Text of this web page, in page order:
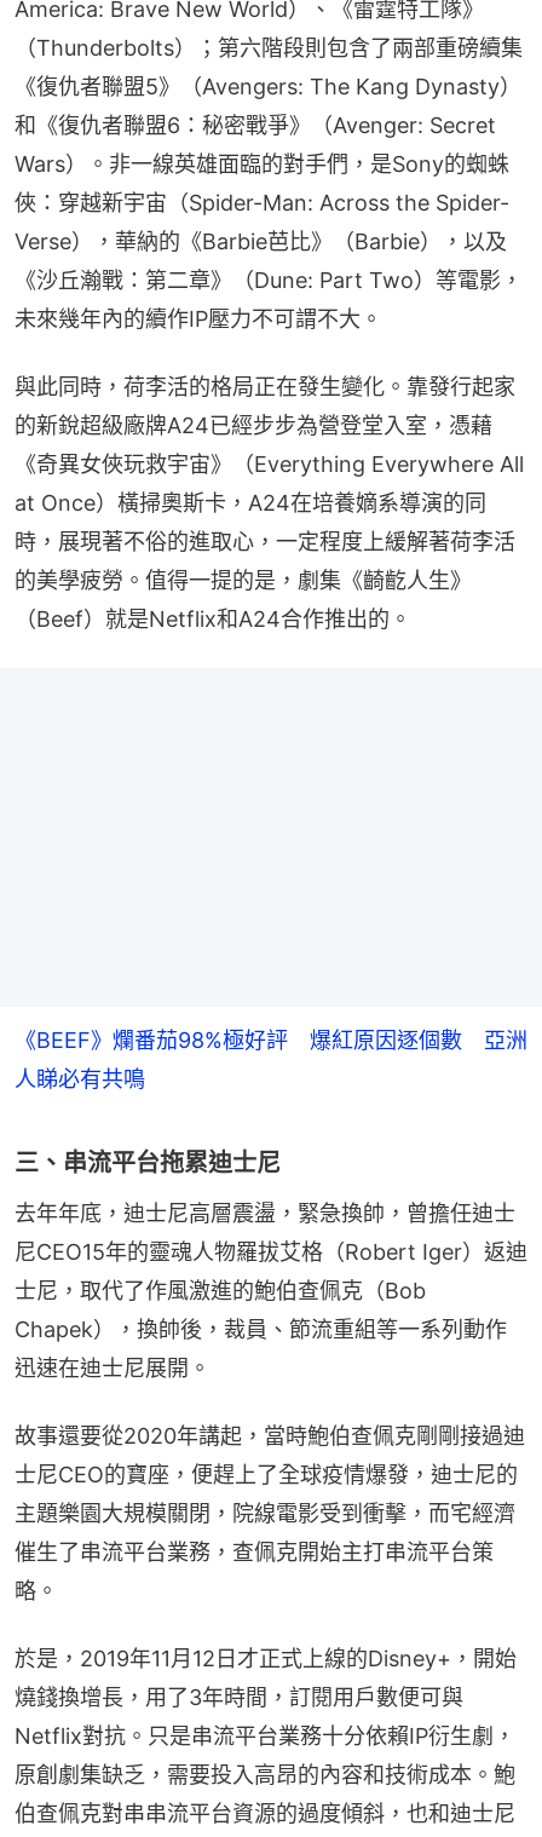
America: Brave New World）、《雷霆特工隊》
（Thunderbolts）；第六階段則包含了兩部重磅續集
《復仇者聯盟5》（Avengers: The Kang Dynasty）
和《復仇者聯盟6：秘密戰爭》（Avenger: Secret
Wars）。非一線英雄面臨的對手們，是Sony的蜘蛛
俠：穿越新宇宙（Spider-Man: Across the Spider-
Verse），華納的《Barbie芭比》（Barbie），以及
《沙丘瀚戰：第二章》（Dune: Part Two）等電影，
未來幾年內的續作IP壓力不可謂不大。
與此同時，荷李活的格局正在發生變化。靠發行起家
的新銳超級廠牌A24已經步步為營登堂入室，憑藉
《奇異女俠玩救宇宙》（Everything Everywhere All
at Once）橫掃奧斯卡，A24在培養嫡系導演的同
時，展現著不俗的進取心，一定程度上緩解著荷李活
的美學疲勞。值得一提的是，劇集《齮齕人生》
（Beef）就是Netflix和A24合作推出的。
《BEEF》爛番茄98%極好評 爆紅原因逐個數 亞洲
人睇必有共鳴
三、串流平台拖累迪士尼
去年年底，迪士尼高層震盪，緊急換帥，曾擔任迪士
尼CEO15年的靈魂人物羅拔艾格（Robert Iger）返迪
士尼，取代了作風激進的鮑伯查佩克（Bob
Chapek），換帥後，裁員、節流重組等一系列動作
迅速在迪士尼展開。
故事還要從2020年講起，當時鮑伯查佩克剛剛接過迪
士尼CEO的寶座，便趕上了全球疫情爆發，迪士尼的
主題樂園大規模關閉，院線電影受到衝擊，而宅經濟
催生了串流平台業務，查佩克開始主打串流平台策
略。
於是，2019年11月12日才正式上線的Disney+，開始
燒錢換增長，用了3年時間，訂閱用戶數便可與
Netflix對抗。只是串流平台業務十分依賴IP衍生劇，
原創劇集缺乏，需要投入高昂的內容和技術成本。鮑
伯查佩克對串串流平台資源的過度傾斜，也和迪士尼